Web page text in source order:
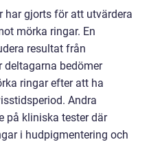
har gjorts för att utvärdera
mörka ringar. En
resultat från
deltagarna bedömer
ringar efter att ha
Andra
på kliniska tester där
i hudpigmentering och